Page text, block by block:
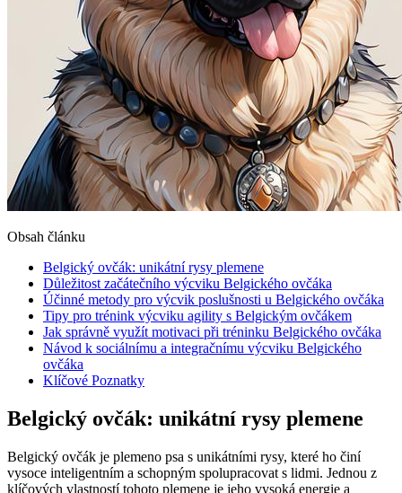
Obsah článku
Belgický ovčák: unikátní rysy plemene
Důležitost začátečního výcviku Belgického ovčáka
Účinné metody pro výcvik poslušnosti u Belgického ovčáka
Tipy pro trénink výcviku agility s Belgickým ovčákem
Jak správně využít motivaci při tréninku Belgického ovčáka
Návod k sociálnímu a integračnímu výcviku Belgického
ovčáka
Klíčové Poznatky
Belgický ovčák: unikátní rysy plemene
Belgický ovčák je plemeno psa s unikátními rysy, které ho činí
vysoce inteligentním a schopným spolupracovat s lidmi. Jednou z
klíčových vlastností tohoto plemene je jeho vysoká energie a